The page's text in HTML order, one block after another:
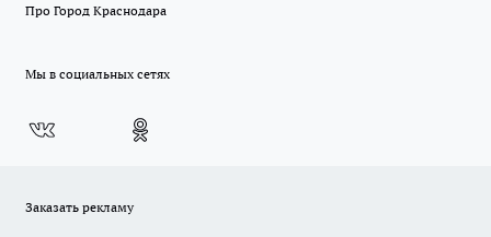
Про Город Краснодара
Мы в социальных сетях
Заказать рекламу